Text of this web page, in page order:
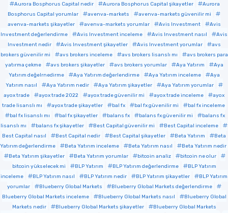
Aurora Bosphorus Capital nedir
Aurora Bosphorus Capital şikayetler
Aurora
Bosphorus Capital yorumlar
avenva-markets
avenva-markets güvenilir mi
avenva-markets şikayetler
avenva-markets yorumlar Avis Investment
Avis
Investment değerlendirme
Avis Investment inceleme Avis Investment nasıl
Avis
Investment nedir
Avis Investment şikayetler Avis Investment yorumlar
avs
brokers güvenilir mi
avs brokers inceleme avs brokers lisanslı mı
avs brokers para
yatırma çekme
avs brokers şikayetler avs brokers yorumlar Aya Yatırım
Aya
Yatırım değelrnedirme
Aya Yatırım değerlendirme Aya Yatırım inceleme
Aya
Yatırım nasıl
Aya Yatırım nedir Aya Yatırım şikayetler
Aya Yatırım yorumlar
ayox trade
ayox trade 2022 ayox trade güvenilir mi ayox trade inceleme
ayox
trade lisanslı mı
ayox trade şikayetler bal fx bal fx güvenilir mi
bal fx inceleme
bal fx lisanslı mı
bal fx şikayetler balans fx balans fx güvenilir mi
balans fx
lisanslı mı
balans fx şikayetler Best Capital güvenilir mi
Best Capital inceleme
Best Capital nasıl
Best Capital nedir Best Capital şikayetler Beta Yatırım
Beta
Yatırım değerlendirme
Beta Yatırım inceleme Beta Yatırım nasıl
Beta Yatırım nedir
Beta Yatırım şikayetler
Beta Yatırım yorumlar bitcoin analiz
bitcoin ne olur
bitcoin yükselecek mi
BLP Yatırım BLP Yatırım değerlendirme
BLP Yatırım
inceleme
BLP Yatırım nasıl BLP Yatırım nedir BLP Yatırım şikayetler
BLP Yatırım
yorumlar
Blueberry Global Markets
Blueberry Global Markets değerlendirme
Blueberry Global Markets inceleme
Blueberry Global Markets nasıl
Blueberry Global
Markets nedir
Blueberry Global Markets şikayetler
Blueberry Global Markets